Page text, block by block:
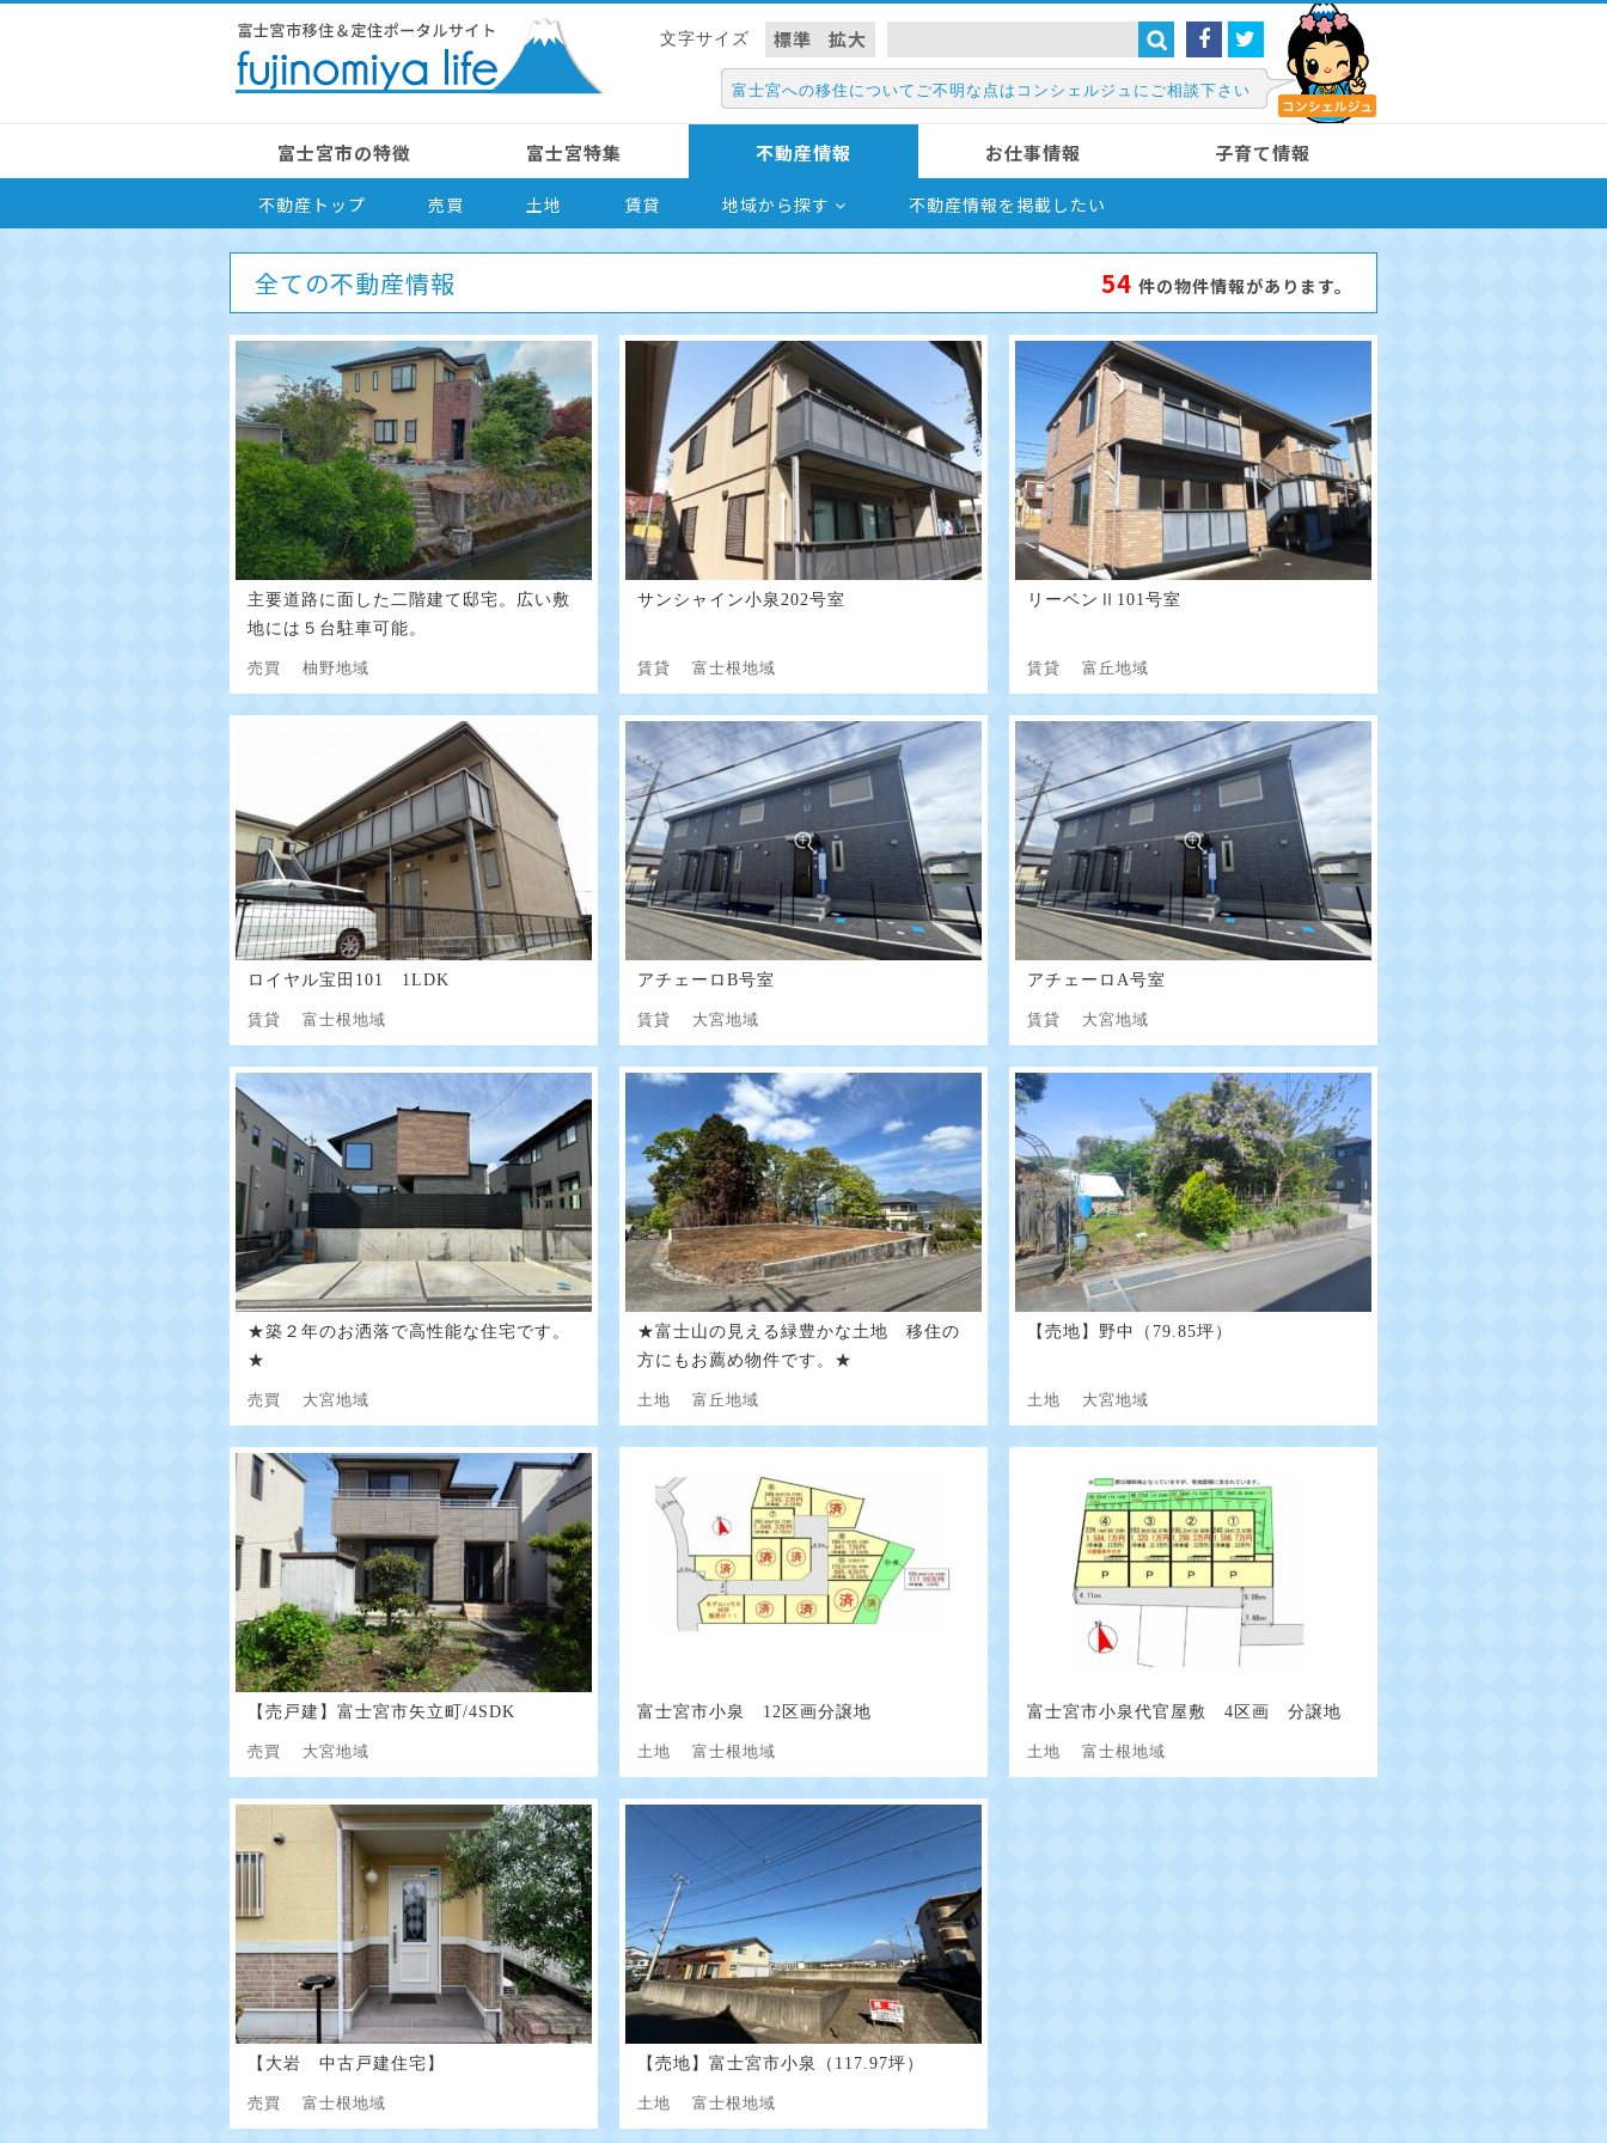
文字サイズ 標準 拡大
富士宮への移住についてご不明な点はコンシェルジュにご相談下さい
富士宮市の特徴 富士宮特集 不動産情報 お仕事情報 子育て情報
不動産トップ 売買 土地 賃貸 地域から探す 不動産情報を掲載したい
全ての不動産情報 54 件の物件情報があります。
主要道路に面した二階建て邸宅。広い敷
地には５台駐車可能。
売買 柚野地域
サンシャイン小泉202号室
賃貸 富士根地域
リーベンⅡ101号室
賃貸 富丘地域
ロイヤル宝田101 1LDK
賃貸 富士根地域
アチェーロB号室
賃貸 大宮地域
アチェーロA号室
賃貸 大宮地域
★築２年のお洒落で高性能な住宅です。
★
売買 大宮地域
★富士山の見える緑豊かな土地 移住の
方にもお薦め物件です。★
土地 富丘地域
【売地】野中（79.85坪）
土地 大宮地域
【売戸建】富士宮市矢立町/4SDK
売買 大宮地域
富士宮市小泉 12区画分譲地
土地 富士根地域
富士宮市小泉代官屋敷 4区画 分譲地
土地 富士根地域
【大岩 中古戸建住宅】
売買 富士根地域
【売地】富士宮市小泉（117.97坪）
土地 富士根地域